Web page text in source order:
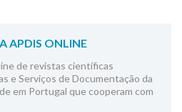
APDIS ONLINE
de revistas científicas
e Serviços de Documentação da
em Portugal que cooperam com